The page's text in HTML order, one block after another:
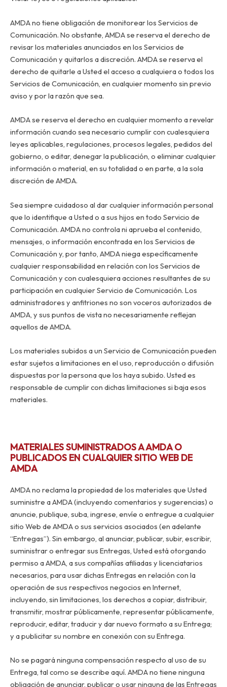
AMDA no tiene obligación de monitorear los Servicios de
Comunicación. No obstante, AMDA se reserva el derecho de
revisar los materiales anunciados en los Servicios de
Comunicación y quitarlos a discreción. AMDA se reserva el
derecho de quitarle a Usted el acceso a cualquiera o todos los
Servicios de Comunicación, en cualquier momento sin previo
aviso y por la razón que sea.
AMDA se reserva el derecho en cualquier momento a revelar
información cuando sea necesario cumplir con cualesquiera
leyes aplicables, regulaciones, procesos legales, pedidos del
gobierno, o editar, denegar la publicación, o eliminar cualquier
información o material, en su totalidad o en parte, a la sola
discreción de AMDA.
Sea siempre cuidadoso al dar cualquier información personal
que lo identifique a Usted o a sus hijos en todo Servicio de
Comunicación. AMDA no controla ni aprueba el contenido,
mensajes, o información encontrada en los Servicios de
Comunicación y, por tanto, AMDA niega específicamente
cualquier responsabilidad en relación con los Servicios de
Comunicación y con cualesquiera acciones resultantes de su
participación en cualquier Servicio de Comunicación. Los
administradores y anfitriones no son voceros autorizados de
AMDA, y sus puntos de vista no necesariamente reflejan
aquellos de AMDA.
Los materiales subidos a un Servicio de Comunicación pueden
estar sujetos a limitaciones en el uso, reproducción o difusión
dispuestas por la persona que los haya subido. Usted es
responsable de cumplir con dichas limitaciones si baja esos
materiales.
MATERIALES SUMINISTRADOS A AMDA O
PUBLICADOS EN CUALQUIER SITIO WEB DE
AMDA
AMDA no reclama la propiedad de los materiales que Usted
suministre a AMDA (incluyendo comentarios y sugerencias) o
anuncie, publique, suba, ingrese, envíe o entregue a cualquier
sitio Web de AMDA o sus servicios asociados (en adelante
“Entregas”). Sin embargo, al anunciar, publicar, subir, escribir,
suministrar o entregar sus Entregas, Usted está otorgando
permiso a AMDA, a sus compañías afiliadas y licenciatarios
necesarios, para usar dichas Entregas en relación con la
operación de sus respectivos negocios en Internet,
incluyendo, sin limitaciones, los derechos a copiar, distribuir,
transmitir, mostrar públicamente, representar públicamente,
reproducir, editar, traducir y dar nuevo formato a su Entrega;
y a publicitar su nombre en conexión con su Entrega.
No se pagará ninguna compensación respecto al uso de su
Entrega, tal como se describe aquí. AMDA no tiene ninguna
obligación de anunciar, publicar o usar ninguna de las Entregas